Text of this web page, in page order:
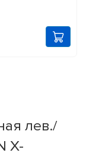
лев./
X-